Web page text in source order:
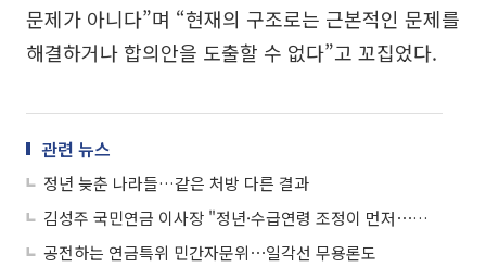
문제가 아니다”며 “현재의 구조로는 근본적인 문제를
해결하거나 합의안을 도출할 수 없다”고 꼬집었다.
관련 뉴스
정년 늦춘 나라들…같은 처방 다른 결과
김성주 국민연금 이사장 "정년·수급연령 조정이 먼저⋯자동조정장치 신중해야"
공전하는 연금특위 민간자문위⋯일각선 무용론도